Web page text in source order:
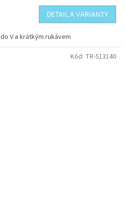
DETAIL A VARIANTY
V a krátkým rukávem
Kód: TR-513140